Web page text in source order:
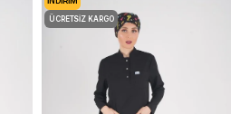
ÜCRETSIZ KARGO